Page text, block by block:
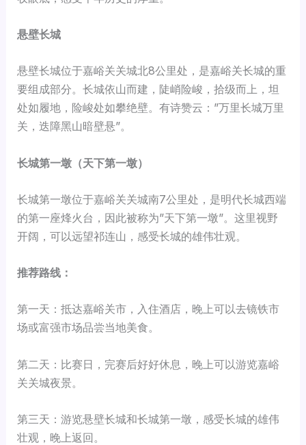
悬壁长城
悬壁长城位于嘉峪关关城北8公里处，是嘉峪关长城的重
要组成部分。长城依山而建，陡峭险峻，拾级而上，坦
处如履地，险峻处如攀绝壁。有诗赞云：”万里长城万里
关，迭障黑山暗壁悬”。
长城第一墩（天下第一墩）
长城第一墩位于嘉峪关关城南7公里处，是明代长城西端
的第一座烽火台，因此被称为”天下第一墩”。这里视野
开阔，可以远望祁连山，感受长城的雄伟壮观。
推荐路线：
第一天：抵达嘉峪关市，入住酒店，晚上可以去镜铁市
场或富强市场品尝当地美食。
第二天：比赛日，完赛后好好休息，晚上可以游览嘉峪
关关城夜景。
第三天：游览悬壁长城和长城第一墩，感受长城的雄伟
壮观，晚上返回。